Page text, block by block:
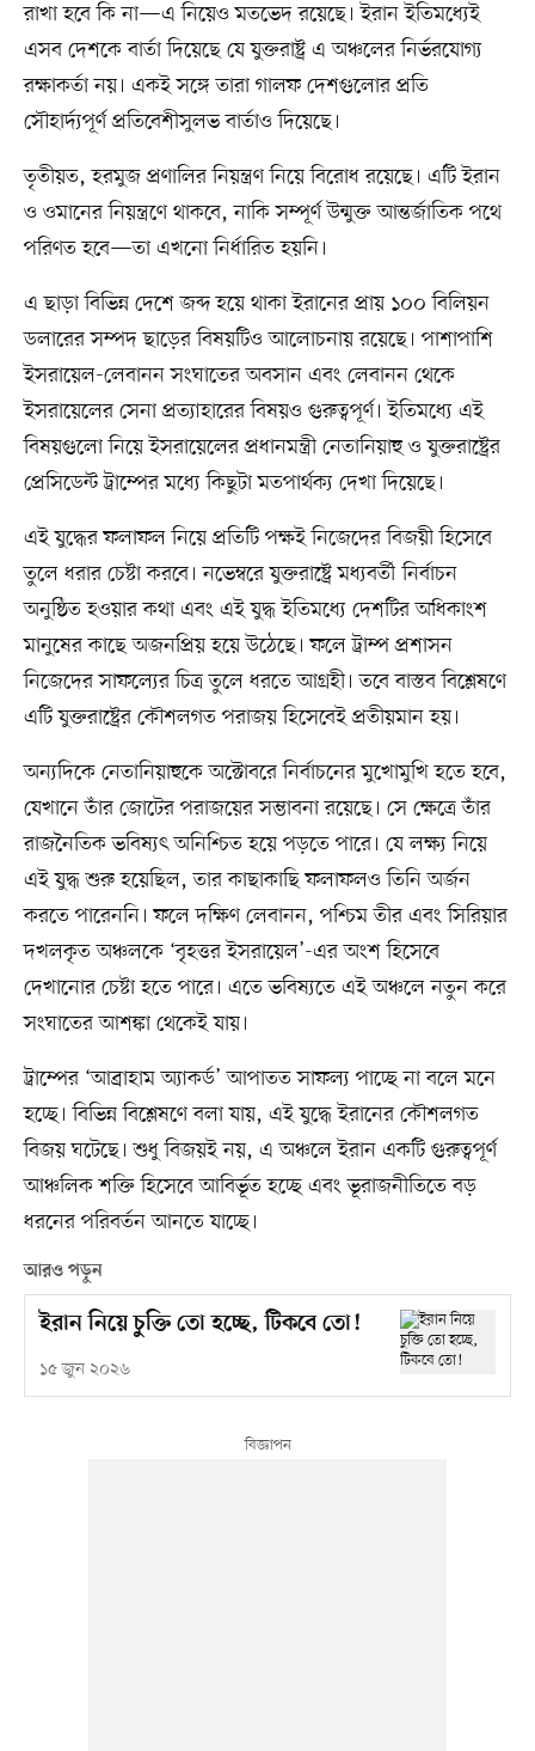
রাখা হবে কি না—এ নিয়েও মতভেদ রয়েছে। ইরান ইতিমধ্যেই
এসব দেশকে বার্তা দিয়েছে যে যুক্তরাষ্ট্র এ অঞ্চলের নির্ভরযোগ্য
রক্ষাকর্তা নয়। একই সঙ্গে তারা গালফ দেশগুলোর প্রতি
সৌহার্দ্যপূর্ণ প্রতিবেশীসুলভ বার্তাও দিয়েছে।
তৃতীয়ত, হরমুজ প্রণালির নিয়ন্ত্রণ নিয়ে বিরোধ রয়েছে। এটি ইরান
ও ওমানের নিয়ন্ত্রণে থাকবে, নাকি সম্পূর্ণ উন্মুক্ত আন্তর্জাতিক পথে
পরিণত হবে—তা এখনো নির্ধারিত হয়নি।
এ ছাড়া বিভিন্ন দেশে জব্দ হয়ে থাকা ইরানের প্রায় ১০০ বিলিয়ন
ডলারের সম্পদ ছাড়ের বিষয়টিও আলোচনায় রয়েছে। পাশাপাশি
ইসরায়েল-লেবানন সংঘাতের অবসান এবং লেবানন থেকে
ইসরায়েলের সেনা প্রত্যাহারের বিষয়ও গুরুত্বপূর্ণ। ইতিমধ্যে এই
বিষয়গুলো নিয়ে ইসরায়েলের প্রধানমন্ত্রী নেতানিয়াহু ও যুক্তরাষ্ট্রের
প্রেসিডেন্ট ট্রাম্পের মধ্যে কিছুটা মতপার্থক্য দেখা দিয়েছে।
এই যুদ্ধের ফলাফল নিয়ে প্রতিটি পক্ষই নিজেদের বিজয়ী হিসেবে
তুলে ধরার চেষ্টা করবে। নভেম্বরে যুক্তরাষ্ট্রে মধ্যবর্তী নির্বাচন
অনুষ্ঠিত হওয়ার কথা এবং এই যুদ্ধ ইতিমধ্যে দেশটির অধিকাংশ
মানুষের কাছে অজনপ্রিয় হয়ে উঠেছে। ফলে ট্রাম্প প্রশাসন
নিজেদের সাফল্যের চিত্র তুলে ধরতে আগ্রহী। তবে বাস্তব বিশ্লেষণে
এটি যুক্তরাষ্ট্রের কৌশলগত পরাজয় হিসেবেই প্রতীয়মান হয়।
অন্যদিকে নেতানিয়াহুকে অক্টোবরে নির্বাচনের মুখোমুখি হতে হবে,
যেখানে তাঁর জোটের পরাজয়ের সম্ভাবনা রয়েছে। সে ক্ষেত্রে তাঁর
রাজনৈতিক ভবিষ্যৎ অনিশ্চিত হয়ে পড়তে পারে। যে লক্ষ্য নিয়ে
এই যুদ্ধ শুরু হয়েছিল, তার কাছাকাছি ফলাফলও তিনি অর্জন
করতে পারেননি। ফলে দক্ষিণ লেবানন, পশ্চিম তীর এবং সিরিয়ার
দখলকৃত অঞ্চলকে ‘বৃহত্তর ইসরায়েল’-এর অংশ হিসেবে
দেখানোর চেষ্টা হতে পারে। এতে ভবিষ্যতে এই অঞ্চলে নতুন করে
সংঘাতের আশঙ্কা থেকেই যায়।
ট্রাম্পের ‘আব্রাহাম অ্যাকর্ড’ আপাতত সাফল্য পাচ্ছে না বলে মনে
হচ্ছে। বিভিন্ন বিশ্লেষণে বলা যায়, এই যুদ্ধে ইরানের কৌশলগত
বিজয় ঘটেছে। শুধু বিজয়ই নয়, এ অঞ্চলে ইরান একটি গুরুত্বপূর্ণ
আঞ্চলিক শক্তি হিসেবে আবির্ভূত হচ্ছে এবং ভূরাজনীতিতে বড়
ধরনের পরিবর্তন আনতে যাচ্ছে।
আরও পড়ুন
ইরান নিয়ে চুক্তি তো হচ্ছে, টিকবে তো!
১৫ জুন ২০২৬